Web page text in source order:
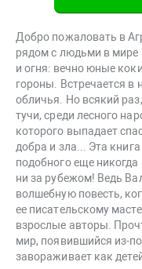
Добро пожаловать в
рядом с людьми в мире
и огня: вечно юные
гороны. Встречается
обличья. Но всякий
тучи, среди лесного
которого выпадает
добра и зла... Эта
подобного еще никогда
ни за рубежом! Ведь
волшебную повесть,
ее писательскому
взрослые авторы.
мир, появившийся из-
завораживает как